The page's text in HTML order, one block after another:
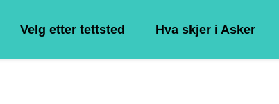
Velg etter tettsted Hva skjer i Asker